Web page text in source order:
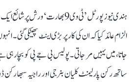
ہندی نیوز پورٹل ’ٹی وی 9 بھارت‘
الزام عائد کیا کہ ان کی کار پر بڑی اینٹ پھینکی گئی۔
جاتا، میں یہیں مر جاتی۔ پولیس بی جے پی کو بچا
ساتھ رکن پارلیمنٹ کلیان بنرجی اور راجیہ سبھا